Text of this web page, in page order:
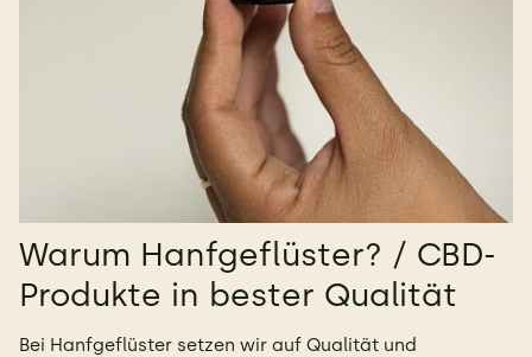
Warum Hanfgeflüster? / CBD-
Produkte in bester Qualität
Bei Hanfgeflüster setzen wir auf Qualität und